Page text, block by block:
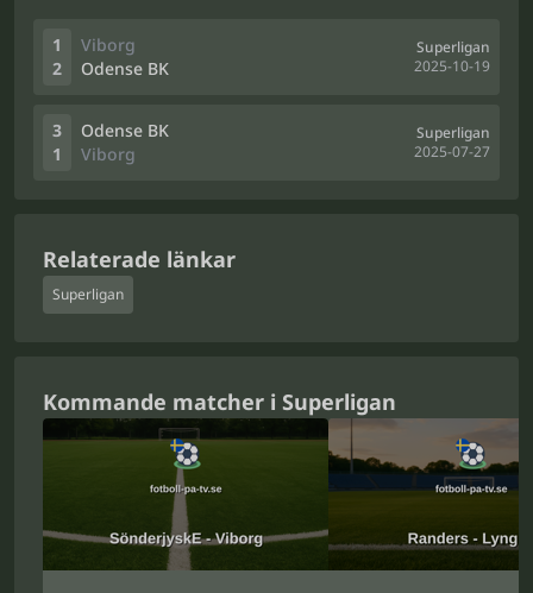
1
2
Viborg
Odense BK
Superligan
2025-10-19
3
1
Odense BK
Viborg
Superligan
2025-07-27
Relaterade länkar
Superligan
Kommande matcher i Superligan